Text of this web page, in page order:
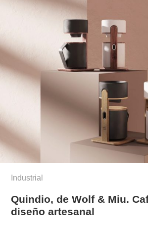
Industrial
Quindio, de Wolf & Miu.
diseño artesanal